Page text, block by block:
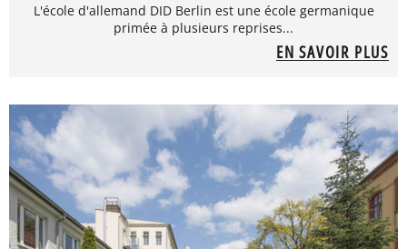
L'école d'allemand DID Berlin est une école germanique
primée à plusieurs reprises...
EN SAVOIR PLUS